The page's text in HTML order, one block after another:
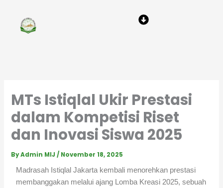
content
Menu
MTs Istiqlal Ukir Prestasi
dalam Kompetisi Riset
dan Inovasi Siswa 2025
ByAdmin MIJ/ November 18, 2025
Madrasah Istiqlal Jakarta kembali menorehkan prestasi
membanggakan melalui ajang Lomba Kreasi 2025, sebuah